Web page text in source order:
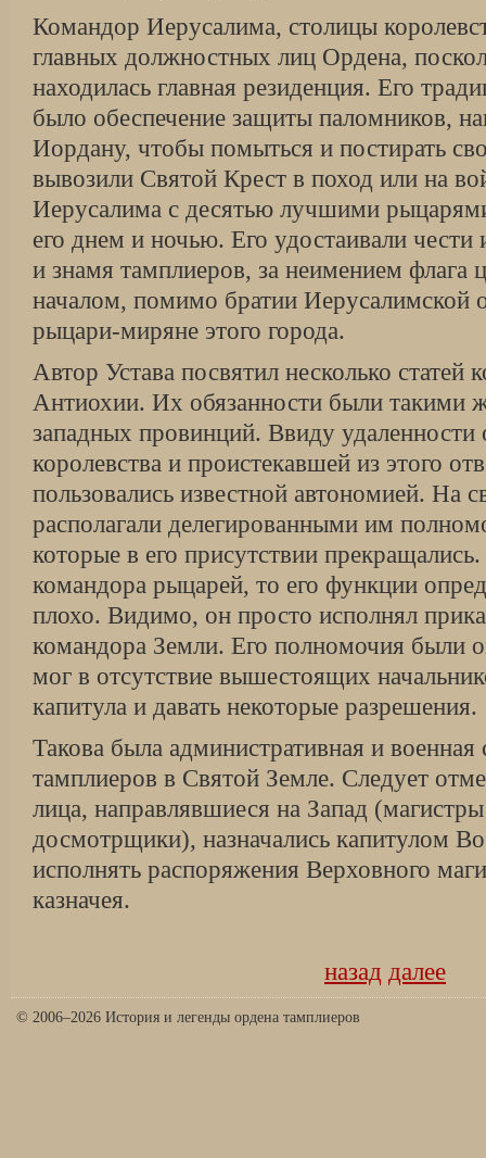
Командор Иерусалима, столицы
главных должностных лиц Ордена,
находилась главная резиденция. Его
было обеспечение защиты паломников,
Иордану, чтобы помыться и постирать
вывозили Святой Крест в поход или на
Иерусалима с десятью лучшими
его днем и ночью. Его удостаивали чести
и знамя тамплиеров, за неимением флага
началом, помимо братии Иерусалимской
рыцари-миряне этого города.
Автор Устава посвятил несколько
Антиохии. Их обязанности были такими
западных провинций. Ввиду удаленности
королевства и проистекавшей из этого
пользовались известной автономией. На
располагали делегированными им
которые в его присутствии прекращались.
командора рыцарей, то его функции
плохо. Видимо, он просто исполнял
командора Земли. Его полномочия были
мог в отсутствие вышестоящих
капитула и давать некоторые разрешения.
Такова была административная и
тамплиеров в Святой Земле. Следует
лица, направлявшиеся на Запад
досмотрщики), назначались капитулом
исполнять распоряжения Верховного
казначея.
назад далее
© 2006–2026 История и легенды ордена тамплиеров